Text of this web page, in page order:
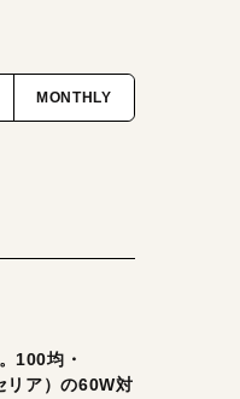
MONTHLY
100均・
リア）の60W対